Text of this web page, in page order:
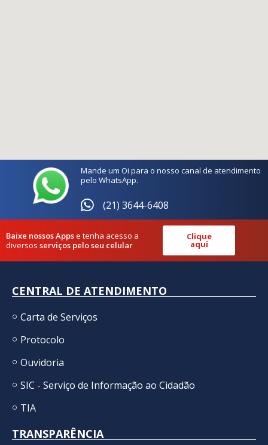
Mande um Oi para o nosso canal de atendimento
pelo WhatsApp.
(21) 3644-6408
Baixe nossos Appse tenha acesso a
diversos serviços pelo seu celular
Clique
aqui
CENTRAL DE ATENDIMENTO
Carta de Serviços
Protocolo
Ouvidoria
SIC - Serviço de Informação ao Cidadão
TIA
TRANSPARÊNCIA